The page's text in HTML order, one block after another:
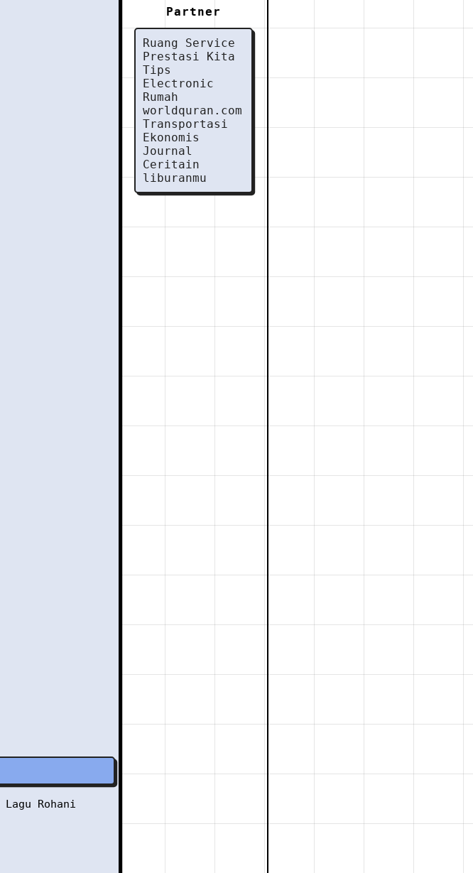
Lagu Rohani
Partner
Ruang Service
Prestasi Kita
Tips
Electronic
Rumah
worldquran.com
Transportasi
Ekonomis
Journal
Ceritain
liburanmu